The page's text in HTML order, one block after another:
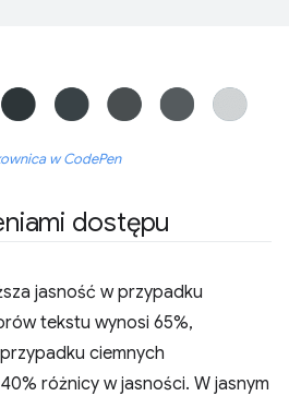
w CodePen
dostępu
jasność w przypadku
tekstu wynosi 65%,
ciemnych
różnicy w jasności. W jasnym